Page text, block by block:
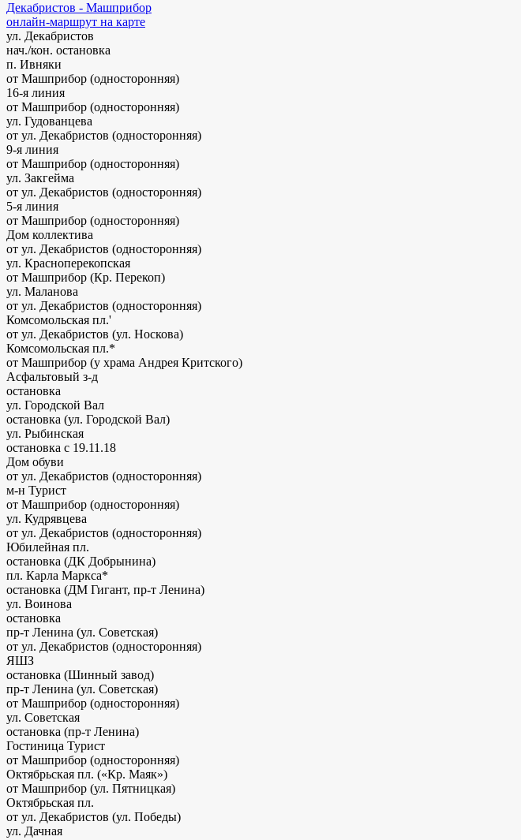
Декабристов - Машприбор
онлайн-маршрут на карте
ул. Декабристов
нач./кон. остановка
п. Ивняки
от Машприбор (односторонняя)
16-я линия
от Машприбор (односторонняя)
ул. Гудованцева
от ул. Декабристов (односторонняя)
9-я линия
от Машприбор (односторонняя)
ул. Закгейма
от ул. Декабристов (односторонняя)
5-я линия
от Машприбор (односторонняя)
Дом коллектива
от ул. Декабристов (односторонняя)
ул. Красноперекопская
от Машприбор (Кр. Перекоп)
ул. Маланова
от ул. Декабристов (односторонняя)
Комсомольская пл.'
от ул. Декабристов (ул. Носкова)
Комсомольская пл.*
от Машприбор (у храма Андрея Критского)
Асфальтовый з-д
остановка
ул. Городской Вал
остановка (ул. Городской Вал)
ул. Рыбинская
остановка с 19.11.18
Дом обуви
от ул. Декабристов (односторонняя)
м-н Турист
от Машприбор (односторонняя)
ул. Кудрявцева
от ул. Декабристов (односторонняя)
Юбилейная пл.
остановка (ДК Добрынина)
пл. Карла Маркса*
остановка (ДМ Гигант, пр-т Ленина)
ул. Воинова
остановка
пр-т Ленина (ул. Советская)
от ул. Декабристов (односторонняя)
ЯШЗ
остановка (Шинный завод)
пр-т Ленина (ул. Советская)
от Машприбор (односторонняя)
ул. Советская
остановка (пр-т Ленина)
Гостиница Турист
от Машприбор (односторонняя)
Октябрьская пл. («Кр. Маяк»)
от Машприбор (ул. Пятницкая)
Октябрьская пл.
от ул. Декабристов (ул. Победы)
ул. Дачная